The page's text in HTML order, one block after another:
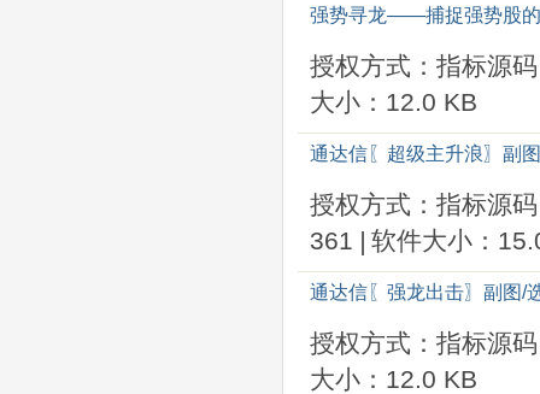
强势寻龙——捕捉强势股
授权方式：指标源码
大小：12.0 KB
通达信〖超级主升浪〗副
授权方式：指标源码
361 | 软件大小：
通达信〖强龙出击〗副图/
授权方式：指标源码
大小：12.0 KB